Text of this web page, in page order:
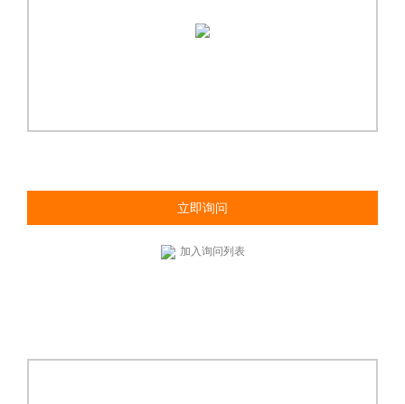
立即询问
加入询问列表